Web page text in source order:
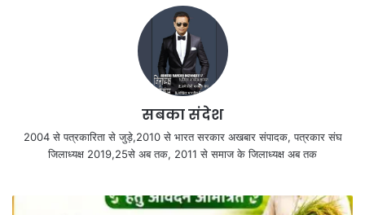
सबका संदेश
2004 से पत्रकारिता से जुड़े,2010 से भारत सरकार अखबार संपादक, पत्रकार संघ
जिलाध्यक्ष 2019,25से अब तक, 2011 से समाज के जिलाध्यक्ष अब तक